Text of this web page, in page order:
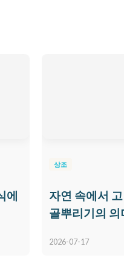
에
상조
자연 속에서
골뿌리기의 의
2026-07-17